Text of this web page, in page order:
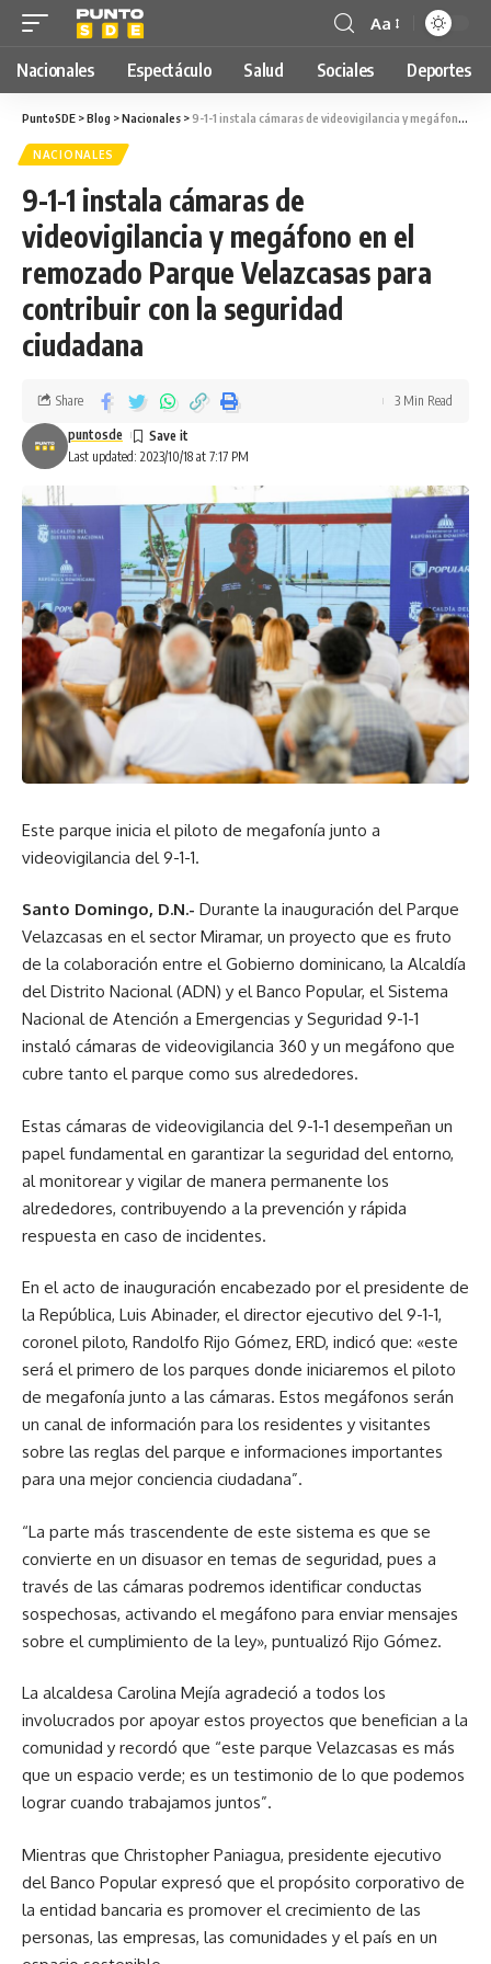
Aa
Nacionales Espectáculo Salud Sociales Deportes
PuntoSDE >Blog >Nacionales >9-1-1 instala cámaras de videovigilancia y megáfono en el remozado Parque Velazcasas para contribuir con la seguridad ciudadana
NACIONALES
9-1-1 instala cámaras de
videovigilancia y megáfono en el
remozado Parque Velazcasas para
contribuir con la seguridad
ciudadana
Last updated: 2023/10/18 at 7:17 PM
puntosde
Share 3 Min Read
Este parque inicia el piloto de megafonía junto a
videovigilancia del 9-1-1.
Santo Domingo, D.N.- Durante la inauguración del Parque
Velazcasas en el sector Miramar, un proyecto que es fruto
de la colaboración entre el Gobierno dominicano, la Alcaldía
del Distrito Nacional (ADN) y el Banco Popular, el Sistema
Nacional de Atención a Emergencias y Seguridad 9-1-1
instaló cámaras de videovigilancia 360 y un megáfono que
cubre tanto el parque como sus alrededores.
Estas cámaras de videovigilancia del 9-1-1 desempeñan un
papel fundamental en garantizar la seguridad del entorno,
al monitorear y vigilar de manera permanente los
alrededores, contribuyendo a la prevención y rápida
respuesta en caso de incidentes.
En el acto de inauguración encabezado por el presidente de
la República, Luis Abinader, el director ejecutivo del 9-1-1,
coronel piloto, Randolfo Rijo Gómez, ERD, indicó que: «este
será el primero de los parques donde iniciaremos el piloto
de megafonía junto a las cámaras. Estos megáfonos serán
un canal de información para los residentes y visitantes
sobre las reglas del parque e informaciones importantes
para una mejor conciencia ciudadana”.
“La parte más trascendente de este sistema es que se
convierte en un disuasor en temas de seguridad, pues a
través de las cámaras podremos identificar conductas
sospechosas, activando el megáfono para enviar mensajes
sobre el cumplimiento de la ley», puntualizó Rijo Gómez.
La alcaldesa Carolina Mejía agradeció a todos los
involucrados por apoyar estos proyectos que benefician a la
comunidad y recordó que “este parque Velazcasas es más
que un espacio verde; es un testimonio de lo que podemos
lograr cuando trabajamos juntos”.
Mientras que Christopher Paniagua, presidente ejecutivo
del Banco Popular expresó que el propósito corporativo de
la entidad bancaria es promover el crecimiento de las
personas, las empresas, las comunidades y el país en un